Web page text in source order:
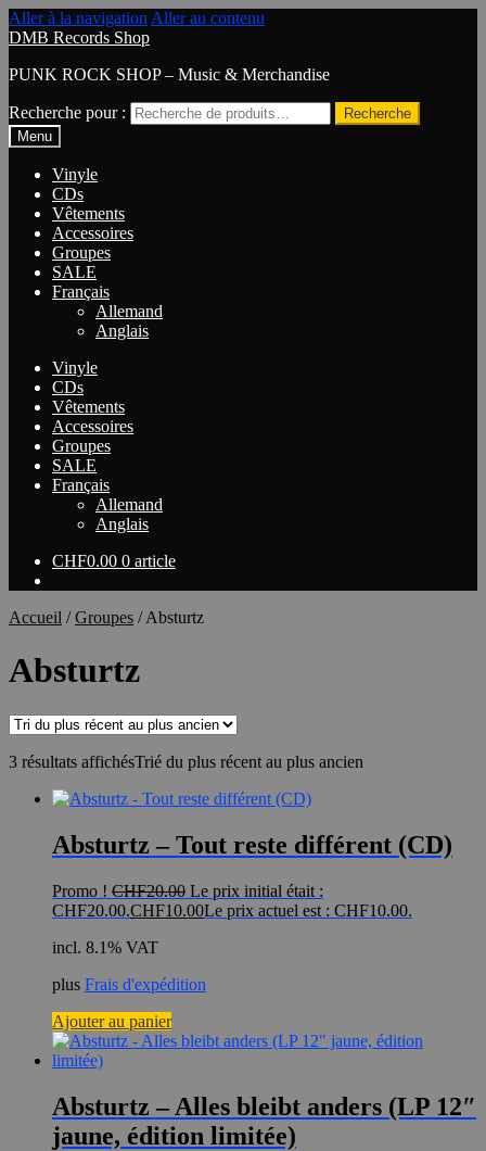
Aller à la navigation Aller au contenu
DMB Records Shop
PUNK ROCK SHOP – Music & Merchandise
Recherche pour :
Recherche
Menu
Vinyle
CDs
Vêtements
Accessoires
Groupes
SALE
Français
Allemand
Anglais
Vinyle
CDs
Vêtements
Accessoires
Groupes
SALE
Français
Allemand
Anglais
CHF0.00 0 article
Accueil /Groupes /Absturtz
Absturtz
3 résultats affichésTrié du plus récent au plus ancien
Absturtz – Tout reste différent (CD)
Promo ! CHF20.00 Le prix initial était :
CHF20.00.CHF10.00Le prix actuel est : CHF10.00.
incl. 8.1% VAT
plus Frais d'expédition
Ajouter au panier
Absturtz – Alles bleibt anders (LP 12″
jaune, édition limitée)